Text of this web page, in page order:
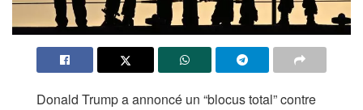
Donald Trump a annoncé un “blocus total” contre